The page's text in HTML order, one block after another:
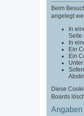
Beim
angelegt
In
Seite
In
Ein
Ein
Diese
Boards
Angaben